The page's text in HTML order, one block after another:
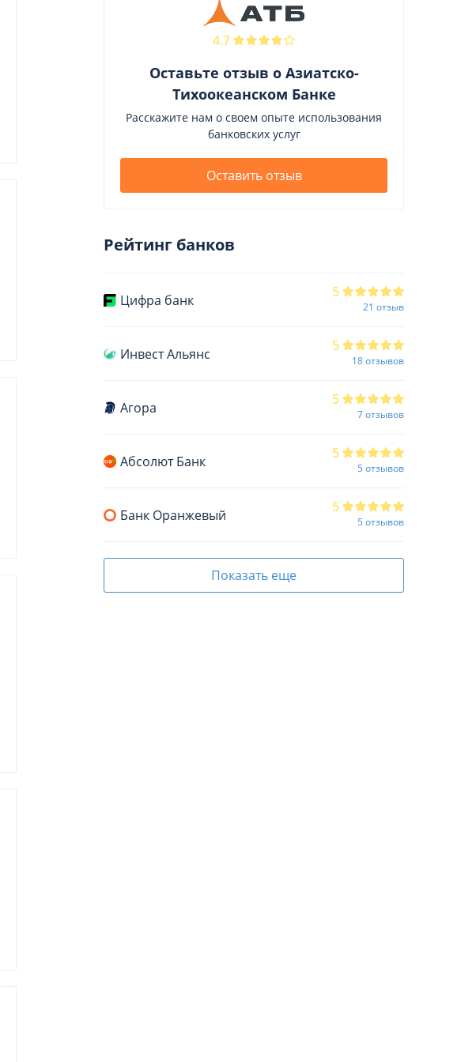
Отделения
Банкоматы
Отзывы
Курсы валют
4.7
Оставьте отзыв о Азиатско-
Тихоокеанском Банке
Расскажите нам о своем опыте использования
банковских услуг
Оставить отзыв
Рейтинг банков
Цифра банк 5
21 отзыв
Инвест Альянс 5
18 отзывов
Агора 5
7 отзывов
Абсолют Банк 5
5 отзывов
Банк Оранжевый 5
5 отзывов
Показать еще